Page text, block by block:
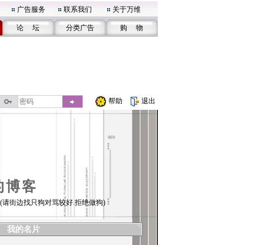
广告服务 联系我们 关于万维
论 坛 分类广告 购 物
帮助 退出
博客
街边找只狗对骂较好.拒绝做狗)
我的名片